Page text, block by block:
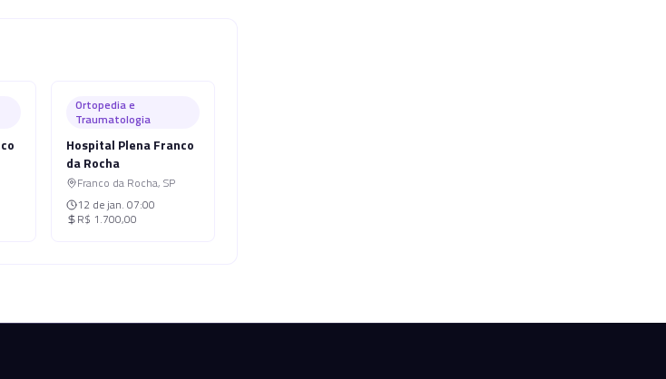
Ortopedia e
Traumatologia
Hospital Plena Franco
da Rocha
Franco da Rocha, SP
12 de jan. 07:00
R$ 1.700,00